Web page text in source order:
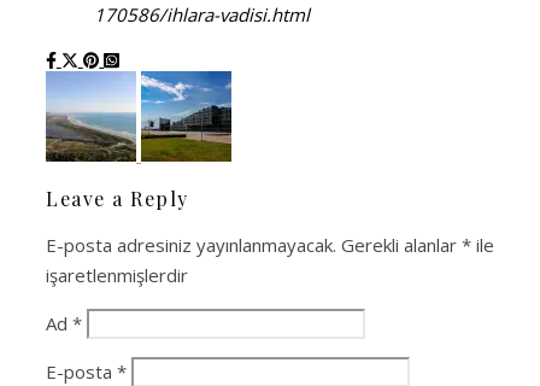
170586/ihlara-vadisi.html
Leave a Reply
E-posta adresiniz yayınlanmayacak. Gerekli alanlar * ile
işaretlenmişlerdir
Ad *
E-posta *